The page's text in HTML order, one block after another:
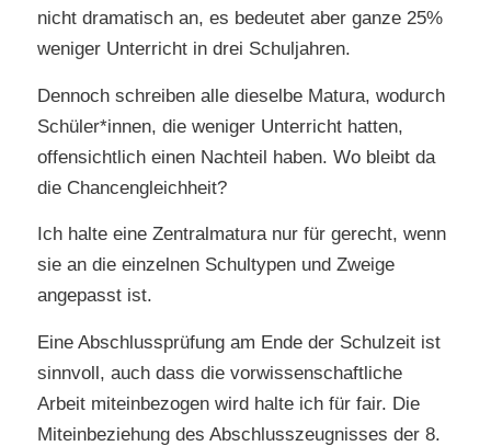
nicht dramatisch an, es bedeutet aber ganze 25%
weniger Unterricht in drei Schuljahren.
Dennoch schreiben alle dieselbe Matura, wodurch
Schüler*innen, die weniger Unterricht hatten,
offensichtlich einen Nachteil haben. Wo bleibt da
die Chancengleichheit?
Ich halte eine Zentralmatura nur für gerecht, wenn
sie an die einzelnen Schultypen und Zweige
angepasst ist.
Eine Abschlussprüfung am Ende der Schulzeit ist
sinnvoll, auch dass die vorwissenschaftliche
Arbeit miteinbezogen wird halte ich für fair. Die
Miteinbeziehung des Abschlusszeugnisses der 8.